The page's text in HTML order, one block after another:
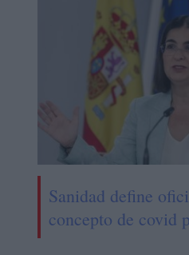
Sanidad define
concepto de covid